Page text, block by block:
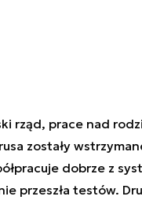
rząd, prace nad
zostały
dobrze z
przeszła testów.